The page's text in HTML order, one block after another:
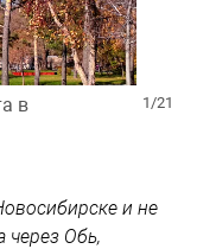
1/21
в
и не
через Обь,